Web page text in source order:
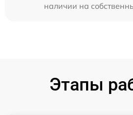
наличии на
Этапы